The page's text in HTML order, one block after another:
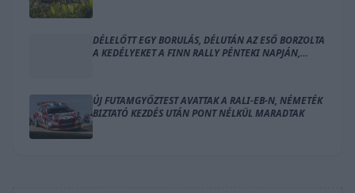
DÉLELŐTT EGY BORULÁS, DÉLUTÁN AZ ESŐ BORZOLTA
A KEDÉLYEKET A FINN RALLY PÉNTEKI NAPJÁN,
ÚJ FUTAMGYŐZTEST AVATTAK A RALI-EB-N, NÉMETÉK
BIZTATÓ KEZDÉS UTÁN PONT NÉLKÜL MARADTAK